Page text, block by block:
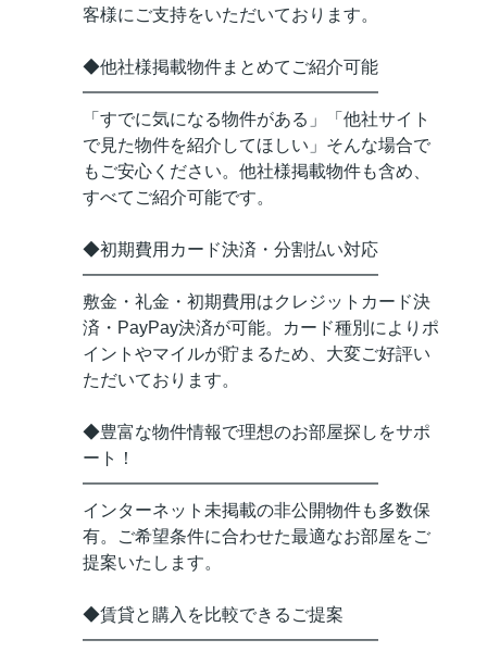
客様にご支持をいただいております。
◆他社様掲載物件まとめてご紹介可能
━━━━━━━━━━━━━━━━━
「すでに気になる物件がある」「他社サイト
で見た物件を紹介してほしい」そんな場合で
もご安心ください。他社様掲載物件も含め、
すべてご紹介可能です。
◆初期費用カード決済・分割払い対応
━━━━━━━━━━━━━━━━━
敷金・礼金・初期費用はクレジットカード決
済・PayPay決済が可能。カード種別によりポ
イントやマイルが貯まるため、大変ご好評い
ただいております。
◆豊富な物件情報で理想のお部屋探しをサポ
ート！
━━━━━━━━━━━━━━━━━
インターネット未掲載の非公開物件も多数保
有。ご希望条件に合わせた最適なお部屋をご
提案いたします。
◆賃貸と購入を比較できるご提案
━━━━━━━━━━━━━━━━━